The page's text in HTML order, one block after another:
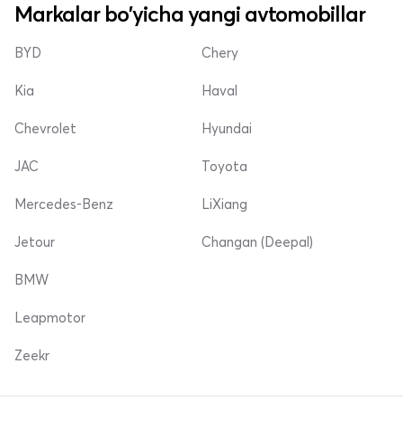
Markalar bo'yicha yangi avtomobillar
BYD
Kia
Chevrolet
Chery
Haval
Hyundai
JAC
Mercedes-Benz
Jetour
Toyota
LiXiang
Changan (Deepal)
BMW
Leapmotor
Zeekr